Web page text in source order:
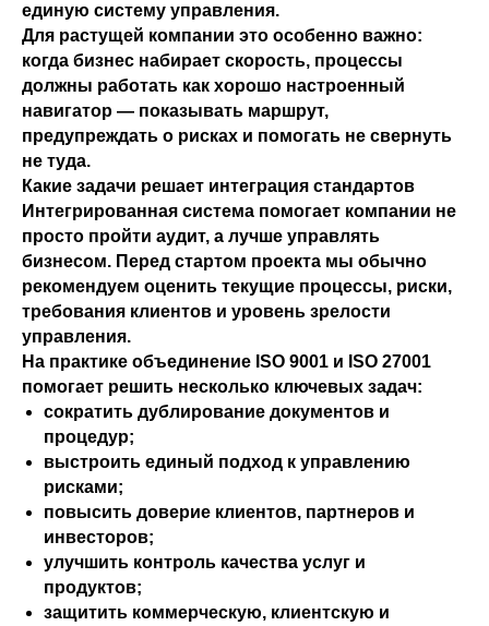
единую систему управления.
Для растущей компании это особенно важно:
когда бизнес набирает скорость, процессы
должны работать как хорошо настроенный
навигатор — показывать маршрут,
предупреждать о рисках и помогать не свернуть
не туда.
Какие задачи решает интеграция стандартов
Интегрированная система помогает компании не
просто пройти аудит, а лучше управлять
бизнесом. Перед стартом проекта мы обычно
рекомендуем оценить текущие процессы, риски,
требования клиентов и уровень зрелости
управления.
На практике объединение ISO 9001 и ISO 27001
помогает решить несколько ключевых задач:
сократить дублирование документов и
процедур;
выстроить единый подход к управлению
рисками;
повысить доверие клиентов, партнеров и
инвесторов;
улучшить контроль качества услуг и
продуктов;
защитить коммерческую, клиентскую и